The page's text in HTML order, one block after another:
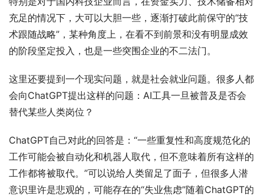
充足的情况下，大可以大胆一些，逐渐打破此前保守的“技
术跟随战略”，某种角度上，在看不到前景和没有明显成效
的阶段坚定投入，也是一些突围企业的不二法门。
这里还要提到一个现实问题，就是社会就业问题。很多人都
会向ChatGPT提出这样的问题：AI工具一旦被普及是否会
替代某些人类岗位？
ChatGPT自己对此的回答是：“一些重复性和高度规范化的
工作可能会被自动化和机器人取代，但不意味着所有这样的
工作都将被取代。”可以说给人类留足了面子，但很多人潜
意识里许是悲观的，可能存在的“失业焦虑”随着ChatGPT的